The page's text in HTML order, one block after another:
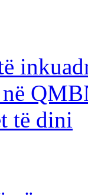
të dini